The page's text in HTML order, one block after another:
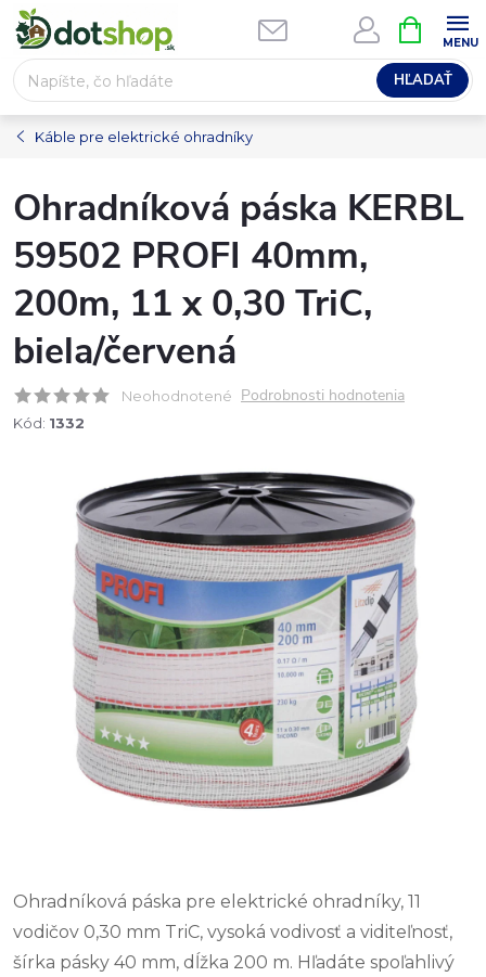
Prejsť
na
obsah
HĽADAŤ
KOŠÍK
Káble pre elektrické ohradníky
Ohradníková páska KERBL
59502 PROFI 40mm,
200m, 11 x 0,30 TriC,
biela/červená
Neohodnotené Podrobnosti hodnotenia
Kód: 1332
Ohradníková páska pre elektrické ohradníky, 11
vodičov 0,30 mm TriC, vysoká vodivosť a viditeľnosť,
šírka pásky 40 mm, dĺžka 200 m. Hľadáte spoľahlivý